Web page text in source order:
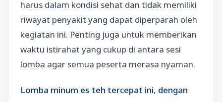
harus dalam kondisi sehat dan tidak memiliki
riwayat penyakit yang dapat diperparah oleh
kegiatan ini. Penting juga untuk memberikan
waktu istirahat yang cukup di antara sesi
lomba agar semua peserta merasa nyaman.
Lomba minum es teh tercepat ini, dengan